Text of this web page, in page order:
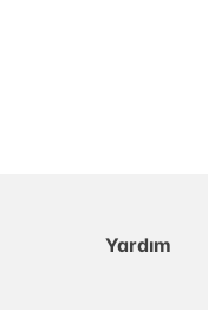
Yardım